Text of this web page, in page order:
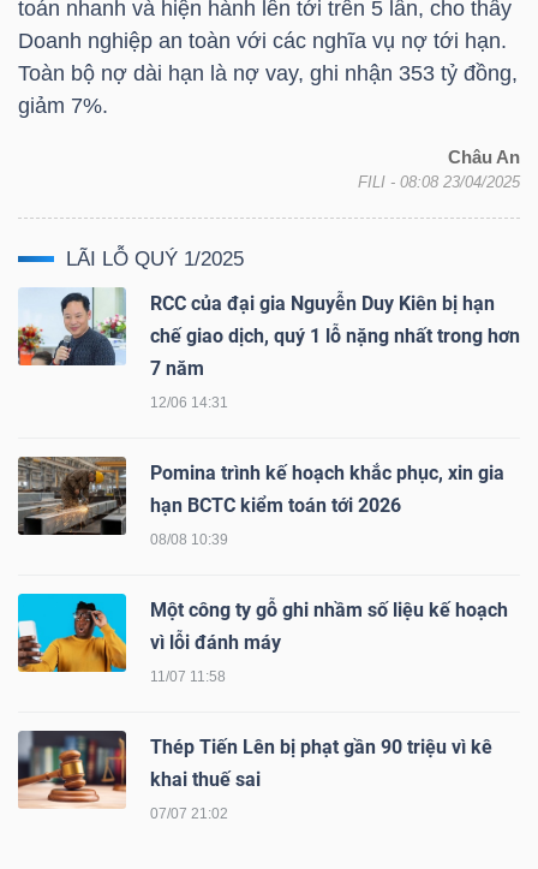
toán nhanh và hiện hành lên tới trên 5 lần, cho thấy
Doanh nghiệp an toàn với các nghĩa vụ nợ tới hạn.
Toàn bộ nợ dài hạn là nợ vay, ghi nhận 353 tỷ đồng,
giảm 7%.
Châu An
FILI - 08:08 23/04/2025
LÃI LỖ QUÝ 1/2025
RCC của đại gia Nguyễn Duy Kiên bị hạn
chế giao dịch, quý 1 lỗ nặng nhất trong hơn
7 năm
12/06 14:31
Pomina trình kế hoạch khắc phục, xin gia
hạn BCTC kiểm toán tới 2026
08/08 10:39
Một công ty gỗ ghi nhầm số liệu kế hoạch
vì lỗi đánh máy
11/07 11:58
Thép Tiến Lên bị phạt gần 90 triệu vì kê
khai thuế sai
07/07 21:02
NGUYÊN
NGHIỆP
TIÊU
DÙNG
KHÔNG